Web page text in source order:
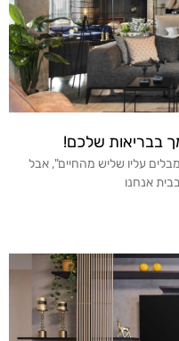
בבריאות שלכם!
עליו שליש מהחיים", אבל
אנחנו